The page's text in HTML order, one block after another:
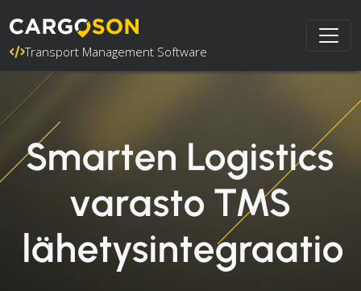
Transport Management Software
Smarten Logistics
varasto TMS
lähetysintegraatio